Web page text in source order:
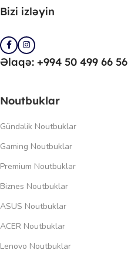
Bizi izləyin
Əlaqə: +994 50 499 66 56
Noutbuklar
Gündəlik Noutbuklar
Gaming Noutbuklar
Premium Noutbuklar
Biznes Noutbuklar
ASUS Noutbuklar
ACER Noutbuklar
Lenovo Noutbuklar